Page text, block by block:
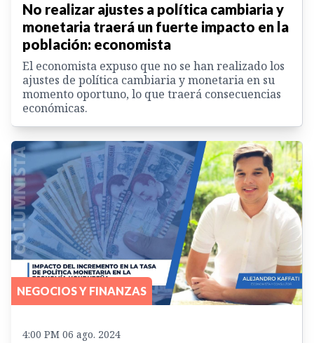
No realizar ajustes a política cambiaria y
monetaria traerá un fuerte impacto en la
población: economista
El economista expuso que no se han realizado los
ajustes de política cambiaria y monetaria en su
momento oportuno, lo que traerá consecuencias
económicas.
NEGOCIOS Y FINANZAS
4:00 PM 06 ago. 2024